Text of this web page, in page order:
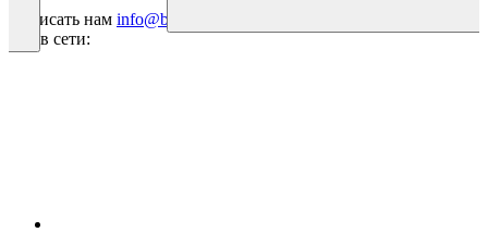
Написать нам info@bbqgourmet.ru
Мы в сети: